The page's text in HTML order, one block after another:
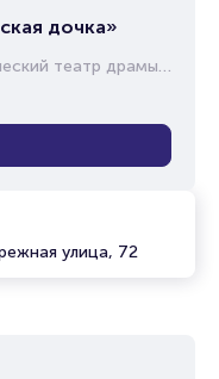
улица, 72
дочка»
драмы им. М.Горького